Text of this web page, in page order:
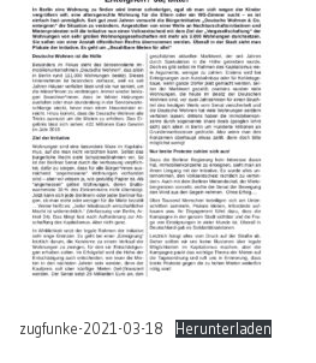
zugfunke-2021-03-18 Herunterladen